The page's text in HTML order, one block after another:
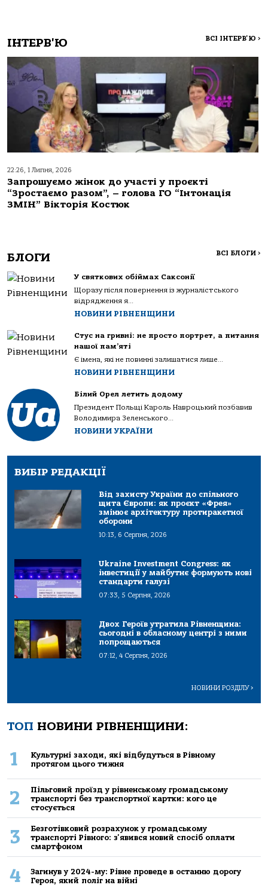
ІНТЕРВ'Ю ВСІ ІНТЕРВ'Ю >
22:26, 1 Липня, 2026
Запрошуємо жінок до участі у проєкті
“Зростаємо разом”, – голова ГО “Інтонація
ЗМІН” Вікторія Костюк
БЛОГИ ВСІ БЛОГИ >
У святкових обіймах Саксонії
Щоразу після повернення із журналістського
відрядження я...
НОВИНИ РІВНЕНЩИНИ
Стус на гривні: не просто портрет, а питання
нашої пам’яті
Є імена, які не повинні залишатися лише...
НОВИНИ РІВНЕНЩИНИ
Білий Орел летить додому
Президент Польщі Кароль Навроцький позбавив
Володимира Зеленського...
НОВИНИ УКРАЇНИ
ВИБІР РЕДАКЦІЇ
Від захисту України до спільного
щита Європи: як проєкт «Фрея»
змінює архітектуру протиракетної
оборони
10:13, 6 Серпня, 2026
Ukraine Investment Congress: як
інвестиції у майбутнє формують нові
стандарти галузі
07:33, 5 Серпня, 2026
Двох Героїв утратила Рівненщина:
сьогодні в обласному центрі з ними
попрощаються
07:12, 4 Серпня, 2026
НОВИНИ РОЗДІЛУ>
ТОП НОВИНИ РІВНЕНЩИНИ:
1
Культурні заходи, які відбудуться в Рівному
протягом цього тижня
2
Пільговий проїзд у рівненському громадському
транспорті без транспортної картки: кого це
стосується
3
Безготівковий розрахунок у громадському
транспорті Рівного: з'явився новий спосіб оплати
смартфоном
4
Загинув у 2024-му: Рівне проведе в останню дорогу
Героя, який поліг на війні